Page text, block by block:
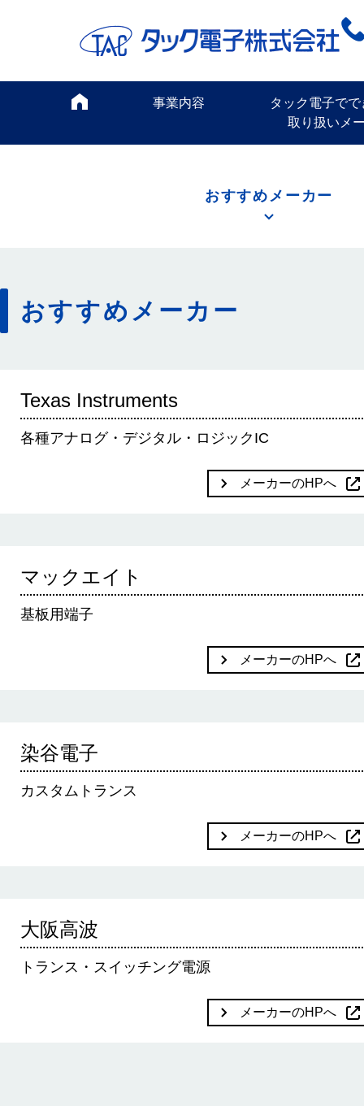
事業内容
タック電子で
取り扱いメ
おすすめメーカー
おすすめメーカー
Texas Instruments
各種アナログ・デジタル・ロジックIC
メーカーのHPへ
マックエイト
基板用端子
メーカーのHPへ
染谷電子
カスタムトランス
メーカーのHPへ
大阪高波
トランス・スイッチング電源
メーカーのHPへ